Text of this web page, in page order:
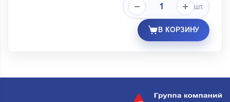
шт.
В КОРЗИНУ